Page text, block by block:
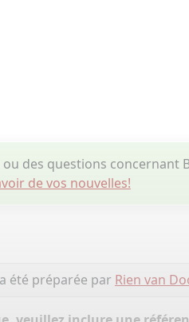
des questions concernant
de vos nouvelles!
a été préparée par Rien van